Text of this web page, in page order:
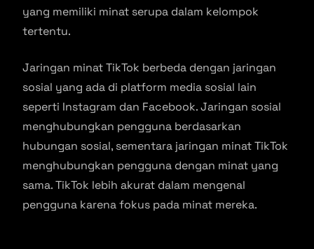
yang memiliki minat serupa dalam kelompok
tertentu.
Jaringan minat TikTok berbeda dengan jaringan
sosial yang ada di platform media sosial lain
seperti Instagram dan Facebook. Jaringan sosial
menghubungkan pengguna berdasarkan
hubungan sosial, sementara jaringan minat TikTok
menghubungkan pengguna dengan minat yang
sama. TikTok lebih akurat dalam mengenal
pengguna karena fokus pada minat mereka.